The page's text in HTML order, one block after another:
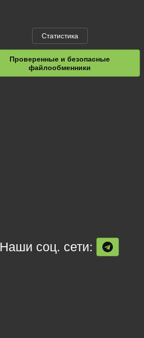
Статистика
Проверенные и безопасные
файлообменники
Наши соц. сети: